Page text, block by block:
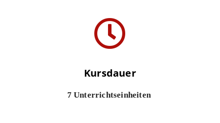
Kursdauer
7 Unterrichtseinheiten